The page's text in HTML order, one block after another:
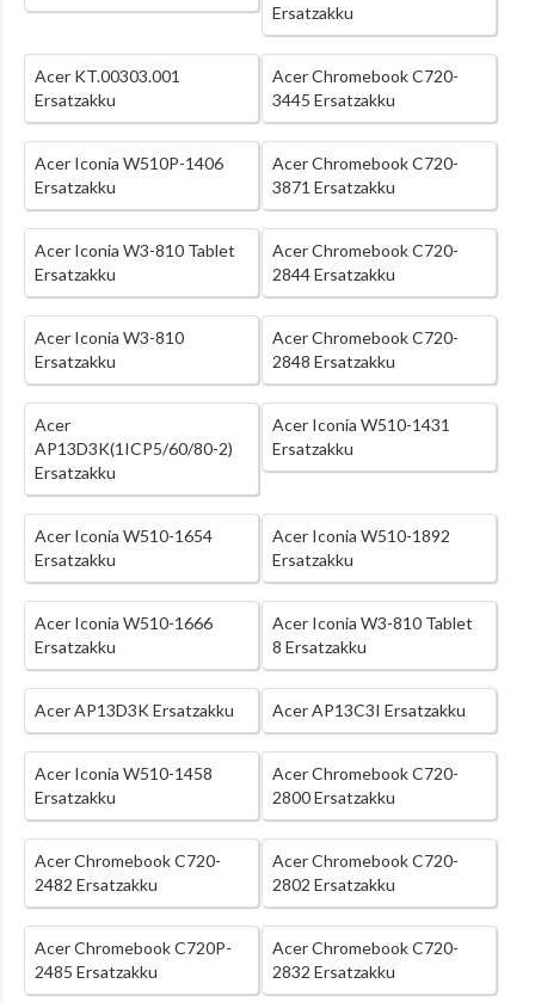
Ersatzakku
Acer KT.00303.001
Ersatzakku
Acer Chromebook C720-
3445 Ersatzakku
Acer Iconia W510P-1406
Ersatzakku
Acer Chromebook C720-
3871 Ersatzakku
Acer Iconia W3-810 Tablet
Ersatzakku
Acer Chromebook C720-
2844 Ersatzakku
Acer Iconia W3-810
Ersatzakku
Acer Chromebook C720-
2848 Ersatzakku
Acer
AP13D3K(1ICP5/60/80-2)
Ersatzakku
Acer Iconia W510-1431
Ersatzakku
Acer Iconia W510-1654
Ersatzakku
Acer Iconia W510-1892
Ersatzakku
Acer Iconia W510-1666
Ersatzakku
Acer Iconia W3-810 Tablet
8 Ersatzakku
Acer AP13D3K Ersatzakku Acer AP13C3I Ersatzakku
Acer Iconia W510-1458
Ersatzakku
Acer Chromebook C720-
2800 Ersatzakku
Acer Chromebook C720-
2482 Ersatzakku
Acer Chromebook C720-
2802 Ersatzakku
Acer Chromebook C720P-
2485 Ersatzakku
Acer Chromebook C720-
2832 Ersatzakku